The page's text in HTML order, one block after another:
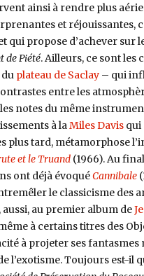
ainsi à rendre plus
et
qui propose d’achever sur
de Piété. Ailleurs, ce sont les
plateau de Saclay– qui
entre les
notes du même
à laMiles Davisqui
plus tard, métamorphose
et le Truand(1966). Au
ont déjà évoquéCannibale
le classicisme des
au premier album de
à certains titres des
à projeter ses
l’exotisme. Toujours est-il